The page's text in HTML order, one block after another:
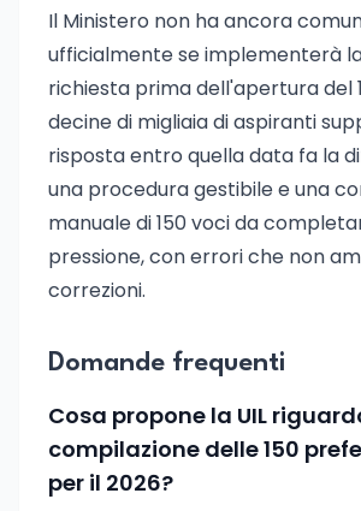
Il Ministero non ha ancora
ufficialmente se implementerà
richiesta prima dell'apertura del
decine di migliaia di aspiranti
risposta entro quella data fa la
una procedura gestibile e una
manuale di 150 voci da
pressione, con errori che non
correzioni.
Domande frequenti
Cosa propone la UIL
compilazione delle 150
per il 2026?